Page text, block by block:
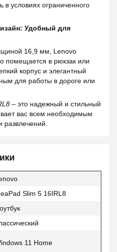
в условиях ограниченного
Удобный для
16,9 мм, Lenovo
помещается в рюкзак или
корпус и элегантный
для работы в дороге или
– это надежный и стильный
вас всем необходимым
Slim 5 16IRL8
11 Home